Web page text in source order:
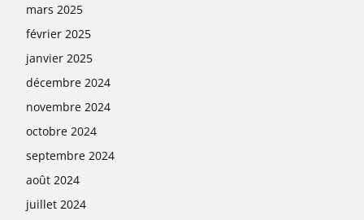
mars 2025
février 2025
janvier 2025
décembre 2024
novembre 2024
octobre 2024
septembre 2024
août 2024
juillet 2024